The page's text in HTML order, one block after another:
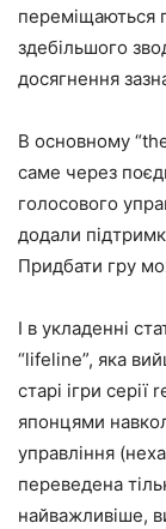
переміщаються
здебільшого
досягнення
В основному
саме через
голосового
додали
Придбати гру
І в укладенні
“lifeline”, яка
старі ігри
японцями
управління
переведена
найважливіше,